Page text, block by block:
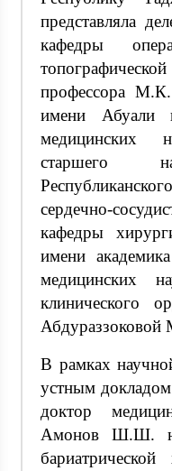
представляла
кафедры
профессора
имени Абуали
медицинских
старшего
сердечно-
кафедры
имени
клинического
Абдураззоковой
В рамках
устным
доктор
Амонов Ш.Ш.